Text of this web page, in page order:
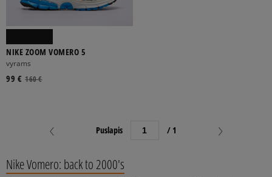
NIKE ZOOM VOMERO 5
vyrams
160 €
99 €
Puslapis / 1
Nike Vomero: back to 2000's